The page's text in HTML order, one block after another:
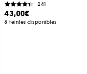
241
43,00€
8 teintes disponibles